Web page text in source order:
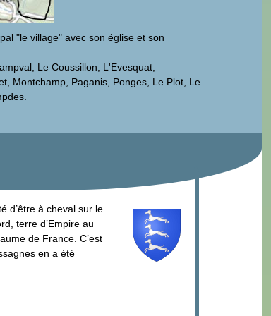
"le village" avec son église et son
Le Coussillon, L'Evesquat,
Montchamp, Paganis, Ponges, Le Plot, Le
d’être à cheval sur le
terre d’Empire au
de France. C’est
en a été